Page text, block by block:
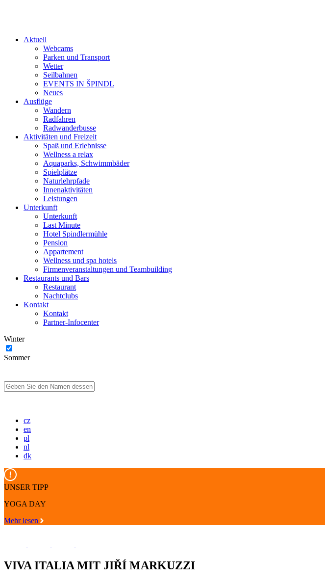
Aktuell
Webcams
Parken und Transport
Wetter
Seilbahnen
EVENTS IN ŠPINDL
Neues
Ausflüge
Wandern
Radfahren
Radwanderbusse
Aktivitäten und Freizeit
Spaß und Erlebnisse
Wellness a relax
Aquaparks, Schwimmbäder
Spielplätze
Naturlehrpfade
Innenaktivitäten
Leistungen
Unterkunft
Unterkunft
Last Minute
Hotel Spindlermühle
Pension
Appartement
Wellness und spa hotels
Firmenveranstaltungen und Teambuilding
Restaurants und Bars
Restaurant
Nachtclubs
Kontakt
Kontakt
Partner-Infocenter
Winter
Sommer
cz
en
pl
nl
dk
UNSER TIPP
YOGA DAY
Mehr lesen
VIVA ITALIA MIT JIŘÍ MARKUZZI